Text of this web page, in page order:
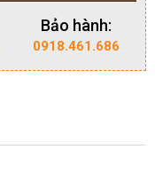
Bảo hành:
0918.461.686